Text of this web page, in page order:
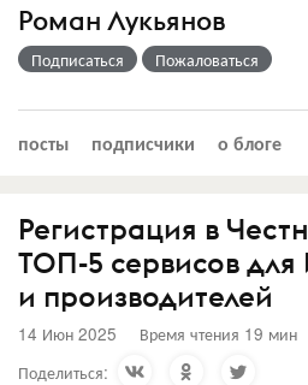
Роман Лукьянов
Подписаться Пожаловаться
посты подписчики о блоге
Регистрация в
ТОП-5 сервисов
и производителей
14 Июн 2025 Время чтения 19 мин
Поделиться: